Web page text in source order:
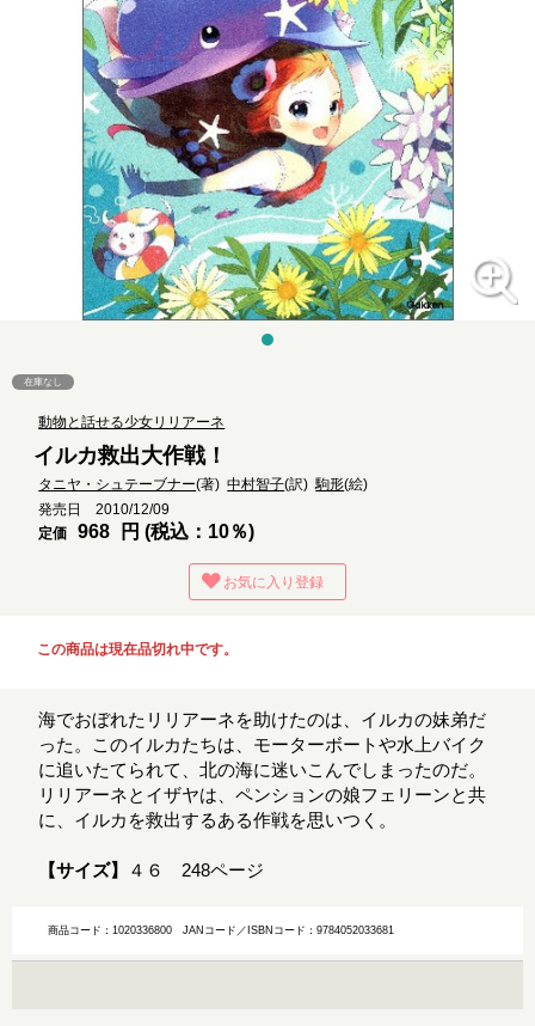
在庫なし
動物と話せる少女リリアーネ
イルカ救出大作戦！
タニヤ・シュテーブナー(著)中村智子(訳)駒形(絵)
発売日 2010/12/09
定価
968 円 (税込：10％)
お気に入り登録
この商品は現在品切れ中です。
海でおぼれたリリアーネを助けたのは、イルカの妹弟だ
った。このイルカたちは、モーターボートや水上バイク
に追いたてられて、北の海に迷いこんでしまったのだ。
リリアーネとイザヤは、ペンションの娘フェリーンと共
に、イルカを救出するある作戦を思いつく。
【サイズ】 ４６ 248ページ
商品コード：1020336800JANコード／ISBNコード：9784052033681